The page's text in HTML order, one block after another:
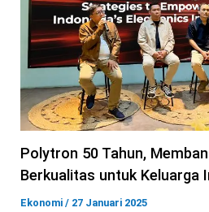
Polytron 50 Tahun,
Berkualitas untuk Keluarga
Ekonomi / 27 Januari 2025